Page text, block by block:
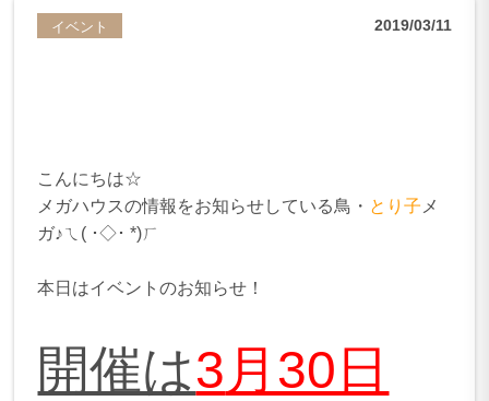
イベント 2019/03/11
こんにちは☆
メガハウスの情報をお知らせしている鳥・ とり子メ
ガ♪ㄟ( ･◇･ *)ㄏ
本日はイベントのお知らせ！
開催は3 月30日